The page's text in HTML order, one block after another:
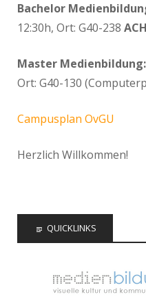
Bachelor
12:30h, Ort: G40-238
Master Medienbildung:
Ort: G40-130
Campusplan OvGU
Herzlich Willkommen!
QUICKLINKS